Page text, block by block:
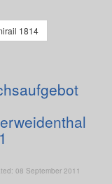
1814
08 September 2011